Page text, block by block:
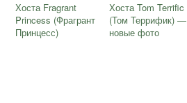
Хоста Fragrant
Princess (Фрагрант
Принцесс)
Хоста Tom Terrific
(Том Террифик) —
новые фото